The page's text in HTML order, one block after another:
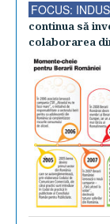
FOCUS:
continua să
colaborarea